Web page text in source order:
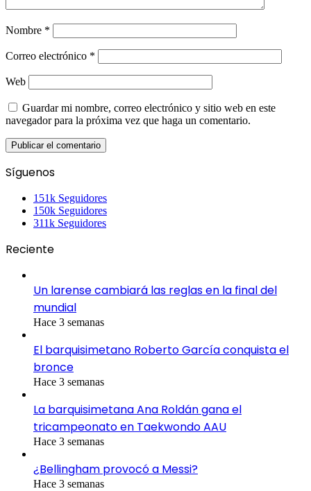
Nombre *
Correo electrónico *
Web
Guardar mi nombre, correo electrónico y sitio web en este
navegador para la próxima vez que haga un comentario.
Síguenos
151k Seguidores
150k Seguidores
311k Seguidores
Reciente
Un larense cambiará las reglas en la final del
mundial
Hace 3 semanas
El barquisimetano Roberto García conquista el
bronce
Hace 3 semanas
La barquisimetana Ana Roldán gana el
tricampeonato en Taekwondo AAU
Hace 3 semanas
¿Bellingham provocó a Messi?
Hace 3 semanas